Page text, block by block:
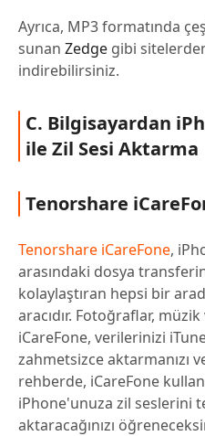
Ayrıca, MP3 formatında
sunan Zedge gibi
indirebilirsiniz.
C. Bilgisayardan
ile Zil Sesi Aktarma
Tenorshare
Tenorshare iCareFone,
arasındaki dosya
kolaylaştıran hepsi bir
aracıdır. Fotoğraflar,
iCareFone, verilerinizi
zahmetsizce aktarmanızı
rehberde, iCareFone
iPhone'unuza zil seslerini
aktaracağınızı